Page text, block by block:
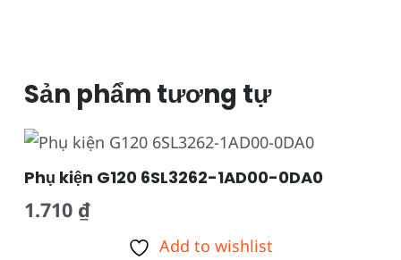
Sản phẩm tương tự
Phụ kiện G120 6SL3262-1AD00-0DA0
1.710 ₫
Add to wishlist